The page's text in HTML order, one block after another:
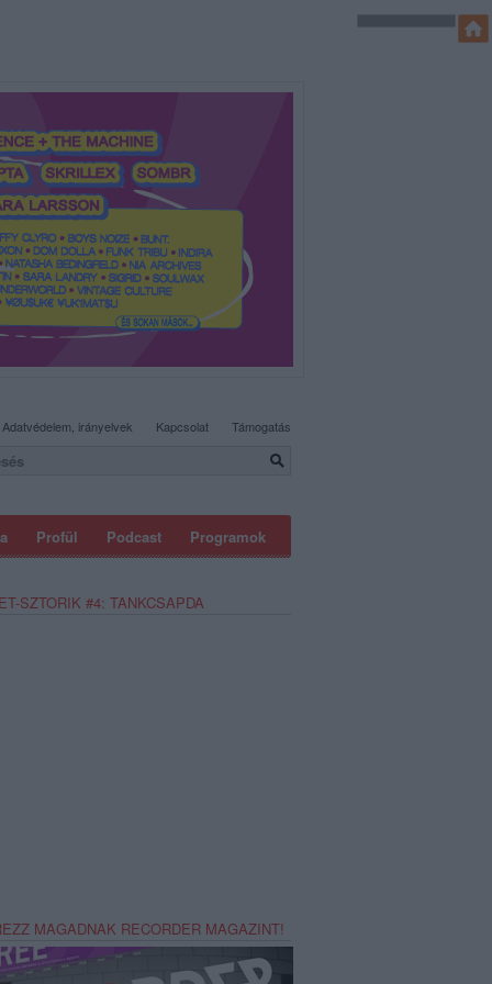
Profül Podcast Programok
Adatvédelem, irányelvek Kapcsolat Támogatás
SZTORIK #4: TANKCSAPDA
MAGADNAK RECORDER MAGAZINT!